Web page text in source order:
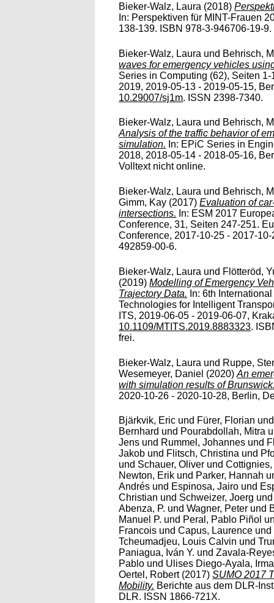
Bieker-Walz, Laura (2018)
In: Perspektiven für MINT-Frauen
138-139. ISBN 978-3-946706-19-
Bieker-Walz, Laura und Behrisch,
waves for emergency vehicles
Series in Computing (62), Seiten
2019, 2019-05-13 - 2019-05-15,
10.29007/sj1m. ISSN 2398-7340.
Bieker-Walz, Laura und Behrisch,
Analysis of the traffic behavior of
simulation. In: EPiC Series in
2018, 2018-05-14 - 2018-05-16,
Volltext nicht online.
Bieker-Walz, Laura und Behrisch,
Gimm, Kay (2017)Evaluation of
intersections. In: ESM 2017
Conference, 31, Seiten 247-251.
Conference, 2017-10-25 - 2017-
492859-00-6.
Bieker-Walz, Laura und Flötteröd,
(2019)Modelling of Emergency
Trajectory Data. In: 6th
Technologies for Intelligent
ITS, 2019-06-05 - 2019-06-07,
10.1109/MTITS.2019.8883323.
frei.
Bieker-Walz, Laura und Ruppe,
Wesemeyer, Daniel (2020)An
with simulation results of
2020-10-26 - 2020-10-28, Berlin,
Bjärkvik, Eric und Fürer, Florian
Bernhard und Pourabdollah, Mitra
Jens und Rummel, Johannes und
Jakob und Flitsch, Christina und
und Schauer, Oliver und
Newton, Erik und Parker, Hannah
Andrés und Espinosa, Jairo und
Christian und Schweizer, Joerg
Abenza, P. undWagner, Peter und
Manuel P. und Peral, Pablo Piñol
Francois undCapus, Laurence und
Tcheumadjeu, Louis Calvin und
Paniagua, Iván Y. undZavala-
Pablo und Ulises Diego-Ayala,
Oertel, Robert(2017)SUMO 2017
Mobility. Berichte aus dem DLR-
DLR. ISSN 1866-721X.